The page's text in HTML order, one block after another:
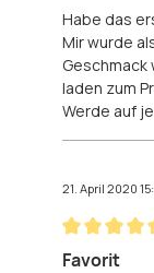
Habe das
Mir wurde
Geschmack
laden zum
Werde auf
21. April 2020
Bewertung
Favorit